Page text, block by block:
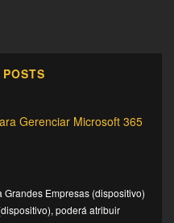
Gerenciar Microsoft 365
Empresas (dispositivo)
poderá atribuir